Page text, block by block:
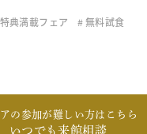
特典満載フェア 無料試食
の参加が難しい方はこちら
いつでも来館相談